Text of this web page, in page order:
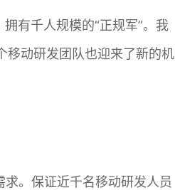
有千人规模的“正规军”。我
移动研发团队也迎来了新的机
。保证近千名移动研发人员